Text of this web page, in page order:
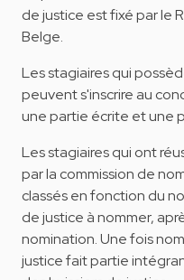
de justice est fixé par le
Belge.
Les stagiaires qui
peuvent s'inscrire au
une partie écrite et une
Les stagiaires qui ont
par la commission de
classés en fonction du
de justice à nommer,
nomination. Une fois
justice fait partie